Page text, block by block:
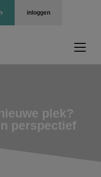
inloggen
plek?
perspectief